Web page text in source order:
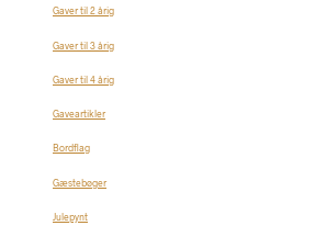
Gaver til 2 årig
Gaver til 3 årig
Gaver til 4 årig
Gaveartikler
Bordflag
Gæstebøger
Julepynt